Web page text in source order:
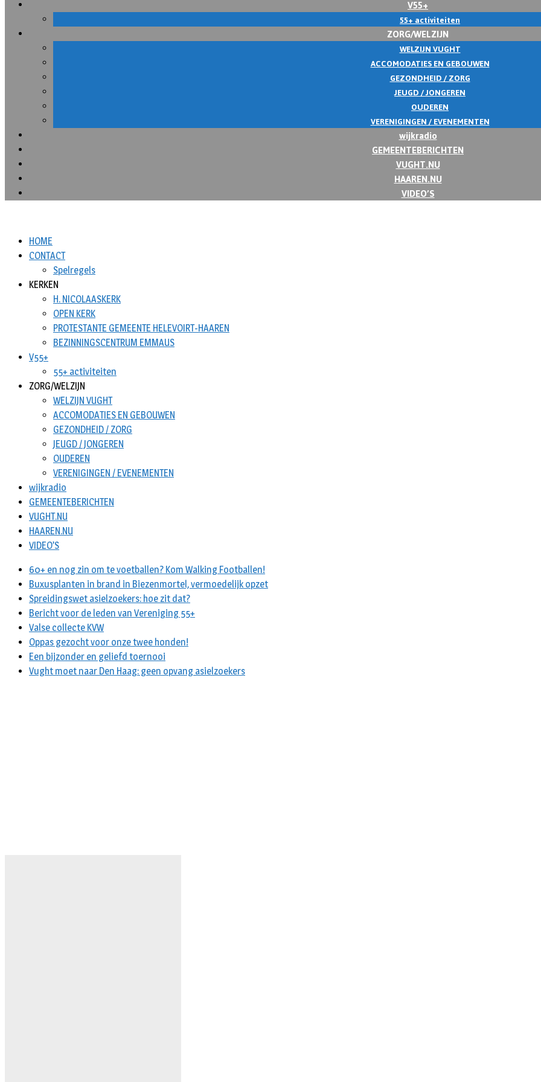
V55+
55+ activiteiten
ZORG/WELZIJN
WELZIJN VUGHT
ACCOMODATIES EN GEBOUWEN
GEZONDHEID / ZORG
JEUGD / JONGEREN
OUDEREN
VERENIGINGEN / EVENEMENTEN
wijkradio
GEMEENTEBERICHTEN
VUGHT.NU
HAAREN.NU
VIDEO’S
HOME
CONTACT
Spelregels
KERKEN
H. NICOLAASKERK
OPEN KERK
PROTESTANTE GEMEENTE HELEVOIRT-HAAREN
BEZINNINGSCENTRUM EMMAUS
V55+
55+ activiteiten
ZORG/WELZIJN
WELZIJN VUGHT
ACCOMODATIES EN GEBOUWEN
GEZONDHEID / ZORG
JEUGD / JONGEREN
OUDEREN
VERENIGINGEN / EVENEMENTEN
wijkradio
GEMEENTEBERICHTEN
VUGHT.NU
HAAREN.NU
VIDEO’S
60+ en nog zin om te voetballen? Kom Walking Footballen!
Buxusplanten in brand in Biezenmortel, vermoedelijk opzet
Spreidingswet asielzoekers: hoe zit dat?
Bericht voor de leden van Vereniging 55+
Valse collecte KVW
Oppas gezocht voor onze twee honden!
Een bijzonder en geliefd toernooi
Vught moet naar Den Haag: geen opvang asielzoekers